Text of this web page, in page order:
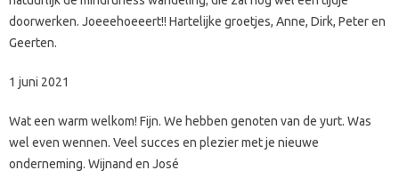
doorwerken. Joeeehoeeert!! Hartelijke groetjes, Anne, Dirk, Peter en
Geerten.
1 juni 2021
Wat een warm welkom! Fijn. We hebben genoten van de yurt. Was
wel even wennen. Veel succes en plezier met je nieuwe
onderneming. Wijnand en José